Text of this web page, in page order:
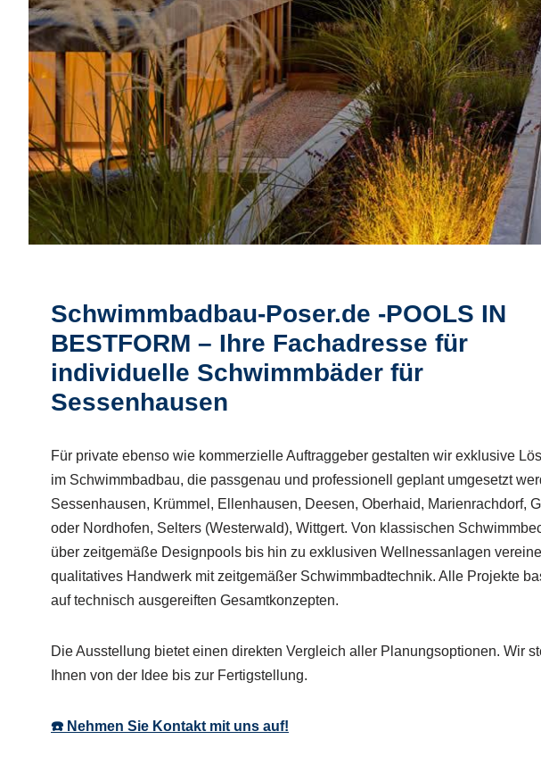
Schwimmbadbau-Poser.de -POOLS IN
BESTFORM – Ihre Fachadresse für
individuelle Schwimmbäder für
Sessenhausen
Für private ebenso wie kommerzielle Auftraggeber gestalten wir exklusive
im Schwimmbadbau, die passgenau und professionell geplant umgesetzt
Sessenhausen, Krümmel, Ellenhausen, Deesen, Oberhaid, Marienrachdorf,
oder Nordhofen, Selters (Westerwald), Wittgert. Von klassischen
über zeitgemäße Designpools bis hin zu exklusiven Wellnessanlagen
qualitatives Handwerk mit zeitgemäßer Schwimmbadtechnik. Alle Projekte
auf technisch ausgereiften Gesamtkonzepten.
Die Ausstellung bietet einen direkten Vergleich aller Planungsoptionen. Wir
Ihnen von der Idee bis zur Fertigstellung.
☎️ Nehmen Sie Kontakt mit uns auf!